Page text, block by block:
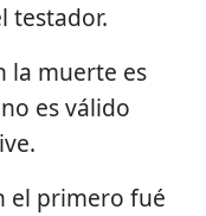
testador.
la muerte es
es válido
el primero fué